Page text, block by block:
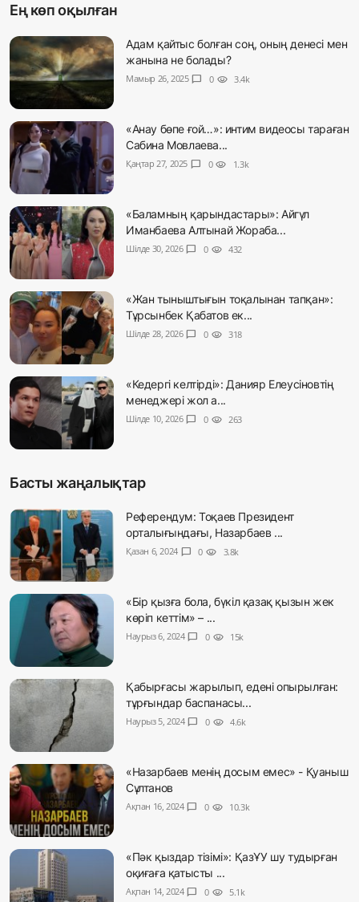
Ең көп оқылған
Адам қайтыс болған соң, оның денесі мен
жанына не болады?
Мамыр 26, 2025 chat_bubble 0 visibility 3.4k
«Анау бөпе ғой…»: интим видеосы тараған
Сабина Мовлаева...
Қаңтар 27, 2025 chat_bubble 0 visibility 1.3k
«Баламның қарындастары»: Айгүл
Иманбаева Алтынай Жораба...
Шілде 30, 2026 chat_bubble 0 visibility 432
«Жан тыныштығын тоқалынан тапқан»:
Тұрсынбек Қабатов ек...
Шілде 28, 2026 chat_bubble 0 visibility 318
«Кедергі келтірді»: Данияр Елеусіновтің
менеджері жол а...
Шілде 10, 2026 chat_bubble 0 visibility 263
Басты жаңалықтар
Референдум: Тоқаев Президент
орталығындағы, Назарбаев ...
Қазан 6, 2024 chat_bubble 0 visibility 3.8k
«Бір қызға бола, бүкіл қазақ қызын жек
көріп кеттім» – ...
Наурыз 6, 2024 chat_bubble 0 visibility 15k
Қабырғасы жарылып, едені опырылған:
тұрғындар баспанасы...
Наурыз 5, 2024 chat_bubble 0 visibility 4.6k
«Назарбаев менің досым емес» - Қуаныш
Сұлтанов
Ақпан 16, 2024 chat_bubble 0 visibility 10.3k
«Пәк қыздар тізімі»: ҚазҰУ шу тудырған
оқиғаға қатысты ...
Ақпан 14, 2024 chat_bubble 0 visibility 5.1k